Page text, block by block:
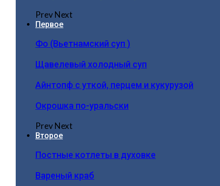
PrevNext
Первое
Фо (Вьетнамский суп )
Щавелевый холодный суп
Айнтопф с уткой, перцем и кукурузой
Окрошка по-уральски
PrevNext
Второе
Постные котлеты в духовке
Вареный краб